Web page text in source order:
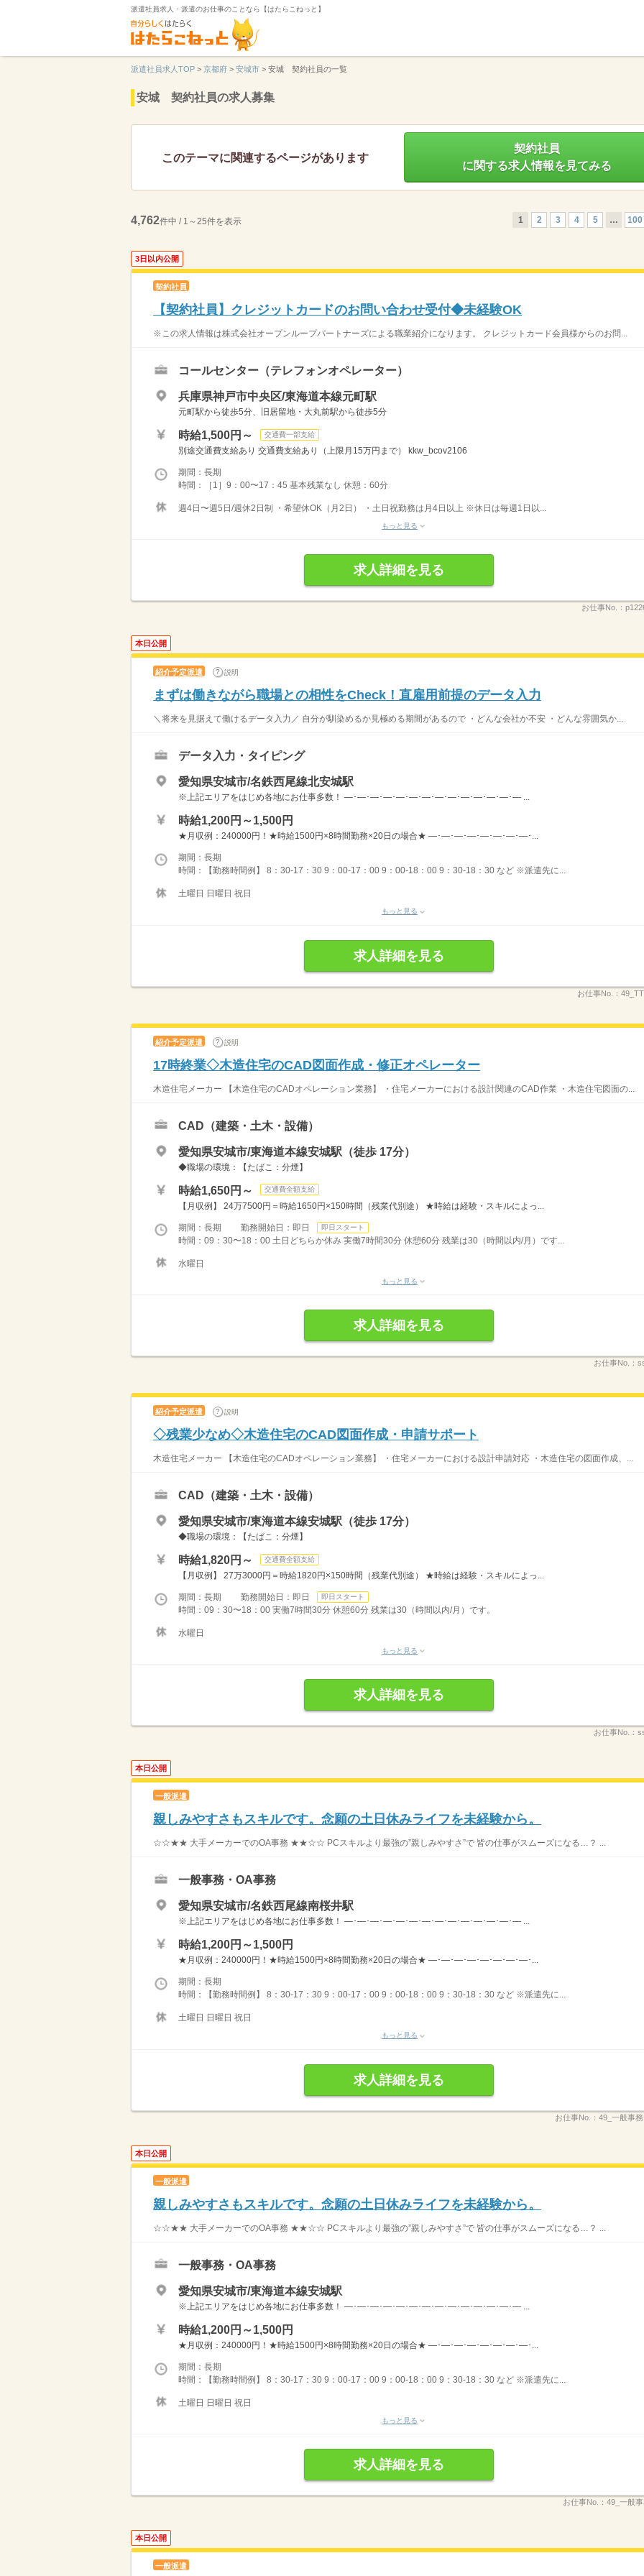
派遣社員求人・派遣のお仕事のことなら【はたらこねっと】
派遣社員求人TOP > 京都府 > 安城市 > 安城 契約社員の一覧
安城 契約社員の求人募集
このテーマに関連するページがあります
契約社員
に関する求人情報を見てみる
4,762件中 / 1～25件を表示 1 2 3 4 5 … 100
3日以内公開
契約社員
【契約社員】クレジットカードのお問い合わせ受付◆未経験OK
※この求人情報は株式会社オープンループパートナーズによる職業紹介になります。 クレジットカード会員様からのお問...
コールセンター（テレフォンオペレーター）
兵庫県神戸市中央区/東海道本線元町駅
元町駅から徒歩5分、旧居留地・大丸前駅から徒歩5分
時給1,500円～ 交通費一部支給
別途交通費支給あり 交通費支給あり（上限月15万円まで） kkw_bcov2106
期間：長期
時間：［1］9：00〜17：45 基本残業なし 休憩：60分
週4日〜週5日/週休2日制 ・希望休OK（月2日） ・土日祝勤務は月4日以上 ※休日は毎週1日以...
もっと見る
求人詳細を見る
お仕事No.：
本日公開
紹介予定派遣 説明
まずは働きながら職場との相性をCheck！直雇用前提のデータ入力
＼将来を見据えて働けるデータ入力／ 自分が馴染めるか見極める期間があるので ・どんな会社か不安 ・どんな雰囲気か...
データ入力・タイピング
愛知県安城市/名鉄西尾線北安城駅
※上記エリアをはじめ各地にお仕事多数！ ―･―･―･―･―･―･―･―･―･―･―･―･―･― ...
時給1,200円～1,500円
★月収例：240000円！★時給1500円×8時間勤務×20日の場合★ ―･―･―･―･―･―･―･―･...
期間：長期
時間：【勤務時間例】 8：30-17：30 9：00-17：00 9：00-18：00 9：30-18：30 など ※派遣先に...
土曜日 日曜日 祝日
もっと見る
求人詳細を見る
お仕事No.：
紹介予定派遣 説明
17時終業◇木造住宅のCAD図面作成・修正オペレーター
木造住宅メーカー 【木造住宅のCADオペレーション業務】 ・住宅メーカーにおける設計関連のCAD作業 ・木造住宅図面の...
CAD（建築・土木・設備）
愛知県安城市/東海道本線安城駅（徒歩 17分）
◆職場の環境：【たばこ：分煙】
時給1,650円～ 交通費全額支給
【月収例】 24万7500円＝時給1650円×150時間（残業代別途） ★時給は経験・スキルによっ...
期間：長期 勤務開始日：即日 即日スタート
時間：09：30〜18：00 土日どちらか休み 実働7時間30分 休憩60分 残業は30（時間以内/月）です...
水曜日
もっと見る
求人詳細を見る
お仕事No.：
紹介予定派遣 説明
◇残業少なめ◇木造住宅のCAD図面作成・申請サポート
木造住宅メーカー 【木造住宅のCADオペレーション業務】 ・住宅メーカーにおける設計申請対応 ・木造住宅の図面作成、...
CAD（建築・土木・設備）
愛知県安城市/東海道本線安城駅（徒歩 17分）
◆職場の環境：【たばこ：分煙】
時給1,820円～ 交通費全額支給
【月収例】 27万3000円＝時給1820円×150時間（残業代別途） ★時給は経験・スキルによっ...
期間：長期 勤務開始日：即日 即日スタート
時間：09：30〜18：00 実働7時間30分 休憩60分 残業は30（時間以内/月）です。
水曜日
もっと見る
求人詳細を見る
お仕事No.：
本日公開
一般派遣
親しみやすさもスキルです。念願の土日休みライフを未経験から。
☆☆★★ 大手メーカーでのOA事務 ★★☆☆ PCスキルより最強の”親しみやすさ”で 皆の仕事がスムーズになる…？ ...
一般事務・OA事務
愛知県安城市/名鉄西尾線南桜井駅
※上記エリアをはじめ各地にお仕事多数！ ―･―･―･―･―･―･―･―･―･―･―･―･―･― ...
時給1,200円～1,500円
★月収例：240000円！★時給1500円×8時間勤務×20日の場合★ ―･―･―･―･―･―･―･―･...
期間：長期
時間：【勤務時間例】 8：30-17：30 9：00-17：00 9：00-18：00 9：30-18：30 など ※派遣先に...
土曜日 日曜日 祝日
もっと見る
求人詳細を見る
お仕事No.： 49_一般事
本日公開
一般派遣
親しみやすさもスキルです。念願の土日休みライフを未経験から。
☆☆★★ 大手メーカーでのOA事務 ★★☆☆ PCスキルより最強の”親しみやすさ”で 皆の仕事がスムーズになる…？ ...
一般事務・OA事務
愛知県安城市/東海道本線安城駅
※上記エリアをはじめ各地にお仕事多数！ ―･―･―･―･―･―･―･―･―･―･―･―･―･― ...
時給1,200円～1,500円
★月収例：240000円！★時給1500円×8時間勤務×20日の場合★ ―･―･―･―･―･―･―･―･...
期間：長期
時間：【勤務時間例】 8：30-17：30 9：00-17：00 9：00-18：00 9：30-18：30 など ※派遣先に...
土曜日 日曜日 祝日
もっと見る
求人詳細を見る
お仕事No.： 49_一般
本日公開
一般派遣